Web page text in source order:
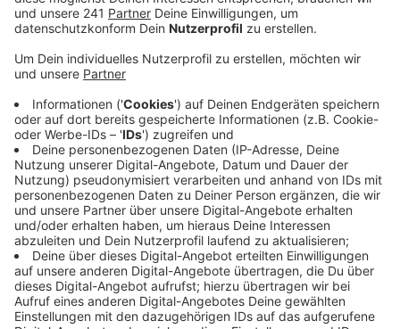
Und wie im richtigen Leben werden auch im
Jugendlandtag Ausschüsse gebildet, Fraktionen
treffen und organisieren sich und Pressekonferenzen
werden abgehalten. Am letzten Tag kommen alle in
einer großen Plenarsitzung – also einer großen
Versammlung - zusammen, beraten sich und stimmen
ab. Für Landtagspräsident André Kuper ist der
Jugendlandtag ein sehr wichtiges Event im Jahr:
"Demokratie ist keine Selbstverständlichkeit. Und hier
im Landtag wird über die Zukunft des Landes NRW
entschieden, und diese Zukunft mitzugestalten und
das alles einmal in der Praxis zu erleben, ist es immer
wert, dabei zu sein."
Anzeige